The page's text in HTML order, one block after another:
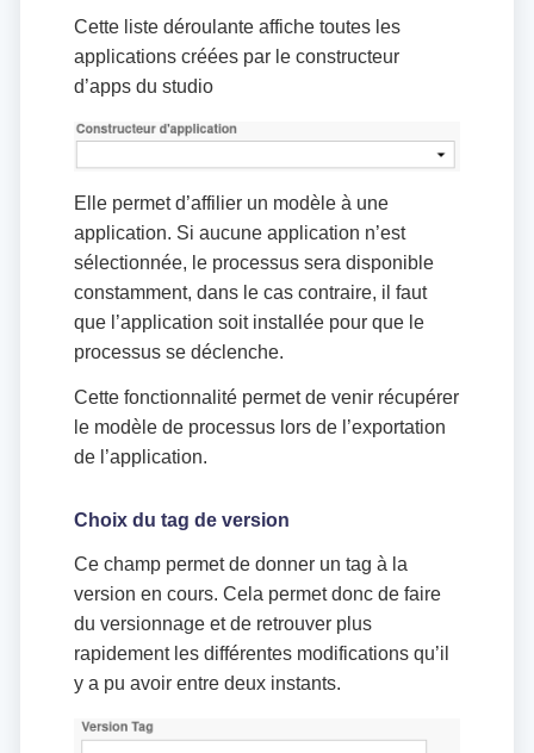
Cette liste déroulante affiche toutes les
applications créées par le constructeur
d’apps du studio
Elle permet d’affilier un modèle à une
application. Si aucune application n’est
sélectionnée, le processus sera disponible
constamment, dans le cas contraire, il faut
que l’application soit installée pour que le
processus se déclenche.
Cette fonctionnalité permet de venir récupérer
le modèle de processus lors de l’exportation
de l’application.
Choix du tag de version
Ce champ permet de donner un tag à la
version en cours. Cela permet donc de faire
du versionnage et de retrouver plus
rapidement les différentes modifications qu’il
y a pu avoir entre deux instants.